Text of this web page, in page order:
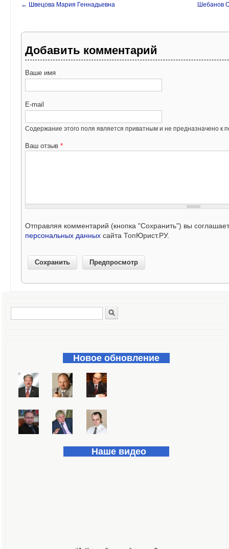
← Швецова Мария Геннадьевна Шебанов
Добавить комментарий
Ваше имя
E-mail
Содержание этого поля является приватным и не предназначено к
Ваш отзыв *
Отправляя комментарий (кнопка "Сохранить") вы
персональных данных сайта ТопЮрист.РУ.
Форма поиска
Новое обновление
Наше видео